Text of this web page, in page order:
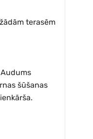
terasēm
šūšanas